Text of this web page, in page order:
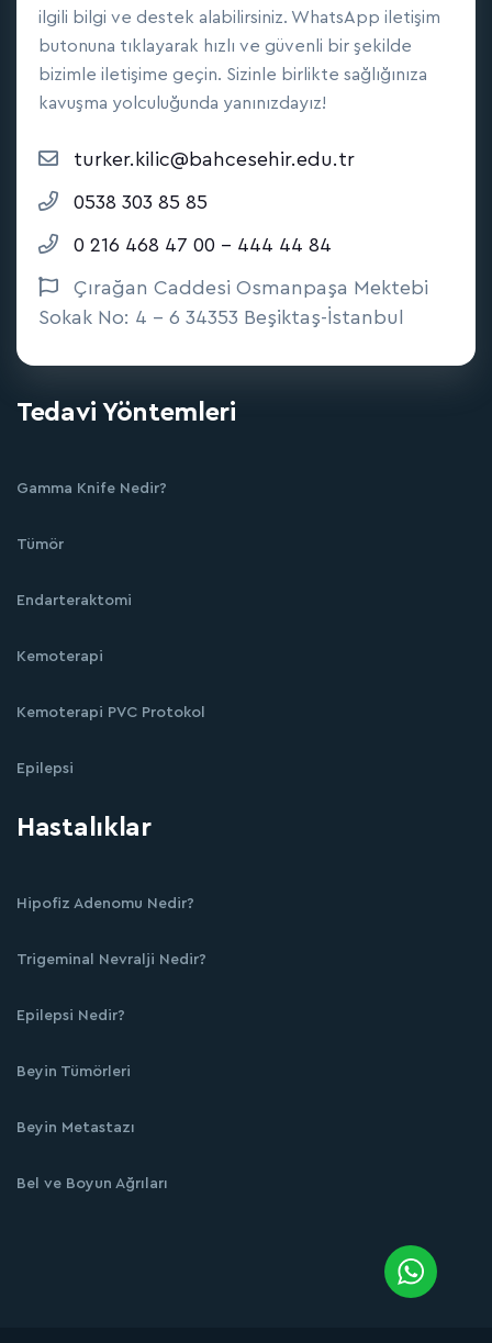
ilgili bilgi ve destek alabilirsiniz. WhatsApp iletişim
butonuna tıklayarak hızlı ve güvenli bir şekilde
bizimle iletişime geçin. Sizinle birlikte sağlığınıza
kavuşma yolculuğunda yanınızdayız!
turker.kilic@bahcesehir.edu.tr
0538 303 85 85
0 216 468 47 00 - 444 44 84
Çırağan Caddesi Osmanpaşa Mektebi
Sokak No: 4 - 6 34353 Beşiktaş-İstanbul
Tedavi Yöntemleri
Gamma Knife Nedir?
Tümör
Endarteraktomi
Kemoterapi
Kemoterapi PVC Protokol
Epilepsi
Hastalıklar
Hipofiz Adenomu Nedir?
Trigeminal Nevralji Nedir?
Epilepsi Nedir?
Beyin Tümörleri
Beyin Metastazı
Bel ve Boyun Ağrıları